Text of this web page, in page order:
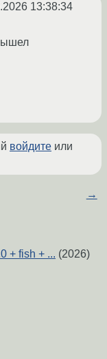
13:38:34
войдите или
→
+ fish + ... (2026)